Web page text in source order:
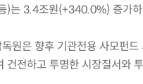
)는 3.4조원(+340.0%) 증가
원은 향후 기관전용 사모펀드
건전하고 투명한 시장질서와